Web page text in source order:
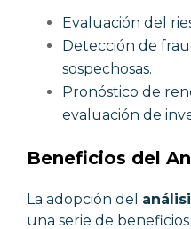
Evaluación del
Detección de
sospechosas.
Pronóstico de
evaluación de
Beneficios del
La adopción del
una serie de